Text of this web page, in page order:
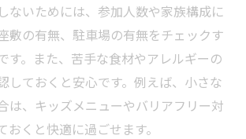
ないためには、参加人数や家族構成に
敷の有無、駐車場の有無をチェックす
す。また、苦手な食材やアレルギーの
しておくと安心です。例えば、小さな
は、キッズメニューやバリアフリー対
おくと快適に過ごせます。